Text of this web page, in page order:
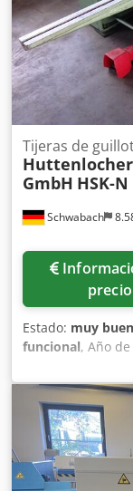
precio indicado
diferencial: IVA
recogida de
todo tipo de
Schwabach
Tijeras de
GmbH HSK-N
Información de
precio
Estado: muy
funcional, Año
3,5 mm -
Combinación de
basculante con
con rodillos de
Lubricación